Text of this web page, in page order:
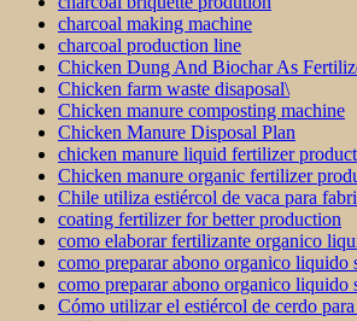
charcoal making machine
charcoal production line
Chicken Dung And Biochar As
Chicken farm waste disaposal\
Chicken manure composting machine
Chicken Manure Disposal Plan
chicken manure liquid fertilizer
Chicken manure organic fertilizer
Chile utiliza estiércol de vaca para
coating fertilizer for better production
como elaborar fertilizante organico
como preparar abono organico liquido
como preparar abono organico liquido
Cómo utilizar el estiércol de cerdo